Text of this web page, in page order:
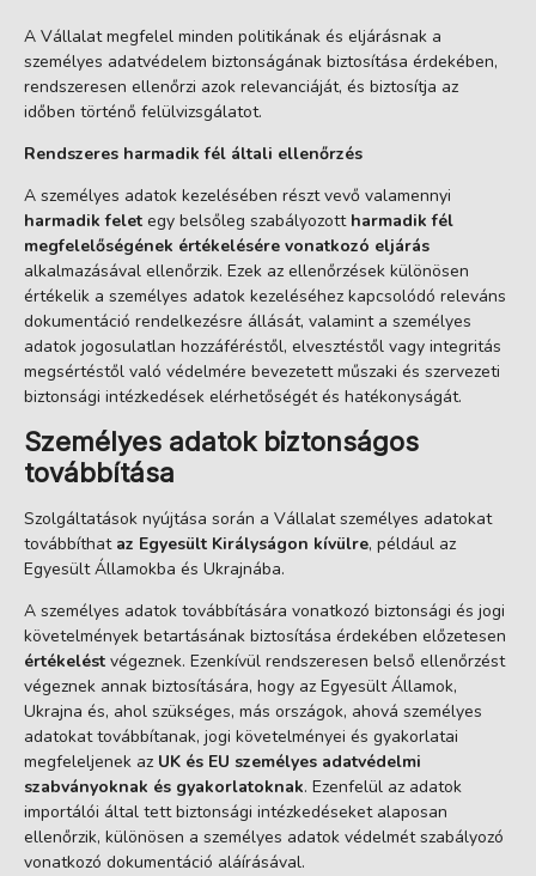
A Vállalat megfelel minden politikának és eljárásnak a
személyes adatvédelem biztonságának biztosítása érdekében,
rendszeresen ellenőrzi azok relevanciáját, és biztosítja az
időben történő felülvizsgálatot.
Rendszeres harmadik fél általi ellenőrzés
A személyes adatok kezelésében részt vevő valamennyi
harmadik felet egy belsőleg szabályozott harmadik fél
megfelelőségének értékelésére vonatkozó eljárás
alkalmazásával ellenőrzik. Ezek az ellenőrzések különösen
értékelik a személyes adatok kezeléséhez kapcsolódó releváns
dokumentáció rendelkezésre állását, valamint a személyes
adatok jogosulatlan hozzáféréstől, elvesztéstől vagy integritás
megsértéstől való védelmére bevezetett műszaki és szervezeti
biztonsági intézkedések elérhetőségét és hatékonyságát.
Személyes adatok biztonságos
továbbítása
Szolgáltatások nyújtása során a Vállalat személyes adatokat
továbbíthat az Egyesült Királyságon kívülre, például az
Egyesült Államokba és Ukrajnába.
A személyes adatok továbbítására vonatkozó biztonsági és jogi
követelmények betartásának biztosítása érdekében előzetesen
értékelést végeznek. Ezenkívül rendszeresen belső ellenőrzést
végeznek annak biztosítására, hogy az Egyesült Államok,
Ukrajna és, ahol szükséges, más országok, ahová személyes
adatokat továbbítanak, jogi követelményei és gyakorlatai
megfeleljenek az UK és EU személyes adatvédelmi
szabványoknak és gyakorlatoknak. Ezenfelül az adatok
importálói által tett biztonsági intézkedéseket alaposan
ellenőrzik, különösen a személyes adatok védelmét szabályozó
vonatkozó dokumentáció aláírásával.